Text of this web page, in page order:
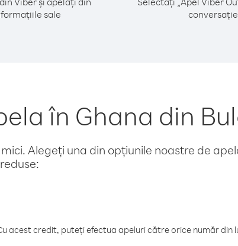
sale
în Ghana din
Alegeți una din opțiunile noastre de
acest credit, puteți efectua apeluri către orice număr din